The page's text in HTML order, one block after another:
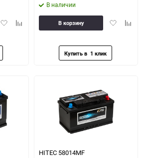
ДобавитьДобавить
В наличии
Добавить
В корзину
HITEC 58014MF